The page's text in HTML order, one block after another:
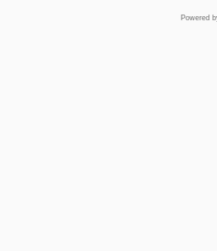
Powered